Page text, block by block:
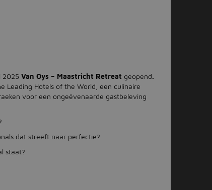
2025 Van Oys – Maastricht Retreat geopend.
Leading Hotels of the World, een culinaire
voor een ongeëvenaarde gastbeleving
dat streeft naar perfectie?
staat?